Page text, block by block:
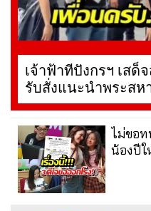
เจ้าฟ้าทีปังกรฯ เสด็
รับสั่งแนะนำพระสห
ไม่ขอท
น้องปี